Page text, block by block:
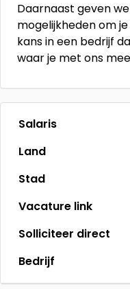
Daarnaast geven
mogelijkheden om
kans in een bedrijf
waar je met ons
Salaris
Land
Stad
Vacature link
Solliciteer direct
Bedrijf